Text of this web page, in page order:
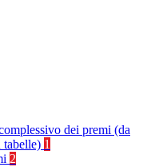
dei premi (da
tabelle) 1
2